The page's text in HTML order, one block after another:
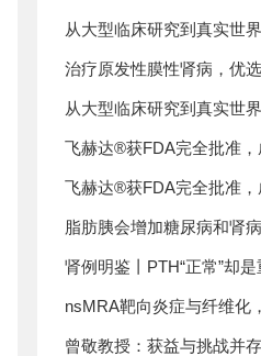
调磷酸酶抑制剂？
从大型临床研究到真实世
启广泛CKD治疗新纪元
治疗原发性膜性肾病，优
调磷酸酶抑制剂？
从大型临床研究到真实世
启广泛CKD治疗新纪元
飞赫达®获FDA完全批准
著延缓IgA肾病肾功能衰退
飞赫达®获FDA完全批准
著延缓IgA肾病肾功能衰退
脂肪胰会增加糖尿病和肾
前瞻性研究给出答案
肾例明鉴丨PTH“正常”却
例需血液透析的AKI，真正
也不是肿瘤
nsMRA靶向炎症与纤维化
曾敬教授：获益与挑战并